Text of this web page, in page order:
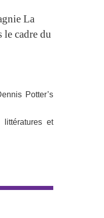
La
cadre du
Potter’s
et